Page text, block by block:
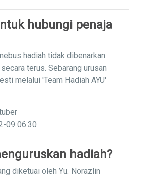
hubungi penaja
hadiah tidak dibenarkan
terus. Sebarang urusan
melalui 'Team Hadiah AYU'
09 06:30
hadiah?
diketuai oleh Yu. Norazlin